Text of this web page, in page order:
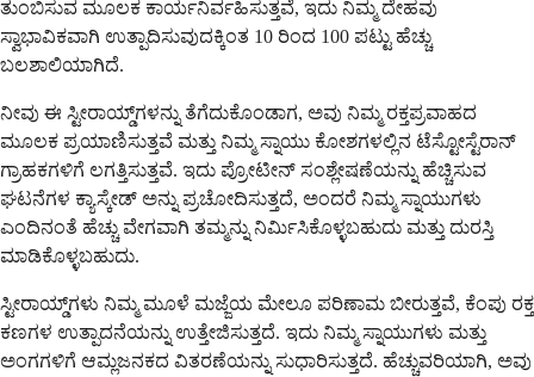
ತುಂಬಿಸುವ ಮೂಲಕ ಕಾರ್ಯನಿರ್ವಹಿಸುತ್ತವೆ, ಇದು ನಿಮ್ಮ ದೇಹವು
ಸ್ವಾಭಾವಿಕವಾಗಿ ಉತ್ಪಾದಿಸುವುದಕ್ಕಿಂತ 10 ರಿಂದ 100 ಪಟ್ಟು ಹೆಚ್ಚು
ಬಲಶಾಲಿಯಾಗಿದೆ.
ನೀವು ಈ ಸ್ಟೀರಾಯ್ಡ್‌ಗಳನ್ನು ತೆಗೆದುಕೊಂಡಾಗ, ಅವು ನಿಮ್ಮ ರಕ್ತಪ್ರವಾಹದ
ಮೂಲಕ ಪ್ರಯಾಣಿಸುತ್ತವೆ ಮತ್ತು ನಿಮ್ಮ ಸ್ನಾಯು ಕೋಶಗಳಲ್ಲಿನ ಟೆಸ್ಟೋಸ್ಟೆರಾನ್
ಗ್ರಾಹಕಗಳಿಗೆ ಲಗತ್ತಿಸುತ್ತವೆ. ಇದು ಪ್ರೋಟೀನ್ ಸಂಶ್ಲೇಷಣೆಯನ್ನು ಹೆಚ್ಚಿಸುವ
ಘಟನೆಗಳ ಕ್ಯಾಸ್ಕೇಡ್ ಅನ್ನು ಪ್ರಚೋದಿಸುತ್ತದೆ, ಅಂದರೆ ನಿಮ್ಮ ಸ್ನಾಯುಗಳು
ಎಂದಿನಂತೆ ಹೆಚ್ಚು ವೇಗವಾಗಿ ತಮ್ಮನ್ನು ನಿರ್ಮಿಸಿಕೊಳ್ಳಬಹುದು ಮತ್ತು ದುರಸ್ತಿ
ಮಾಡಿಕೊಳ್ಳಬಹುದು.
ಸ್ಟೀರಾಯ್ಡ್‌ಗಳು ನಿಮ್ಮ ಮೂಳೆ ಮಜ್ಜೆಯ ಮೇಲೂ ಪರಿಣಾಮ ಬೀರುತ್ತವೆ, ಕೆಂಪು ರಕ್ತ
ಕಣಗಳ ಉತ್ಪಾದನೆಯನ್ನು ಉತ್ತೇಜಿಸುತ್ತದೆ. ಇದು ನಿಮ್ಮ ಸ್ನಾಯುಗಳು ಮತ್ತು
ಅಂಗಗಳಿಗೆ ಆಮ್ಲಜನಕದ ವಿತರಣೆಯನ್ನು ಸುಧಾರಿಸುತ್ತದೆ. ಹೆಚ್ಚುವರಿಯಾಗಿ, ಅವು